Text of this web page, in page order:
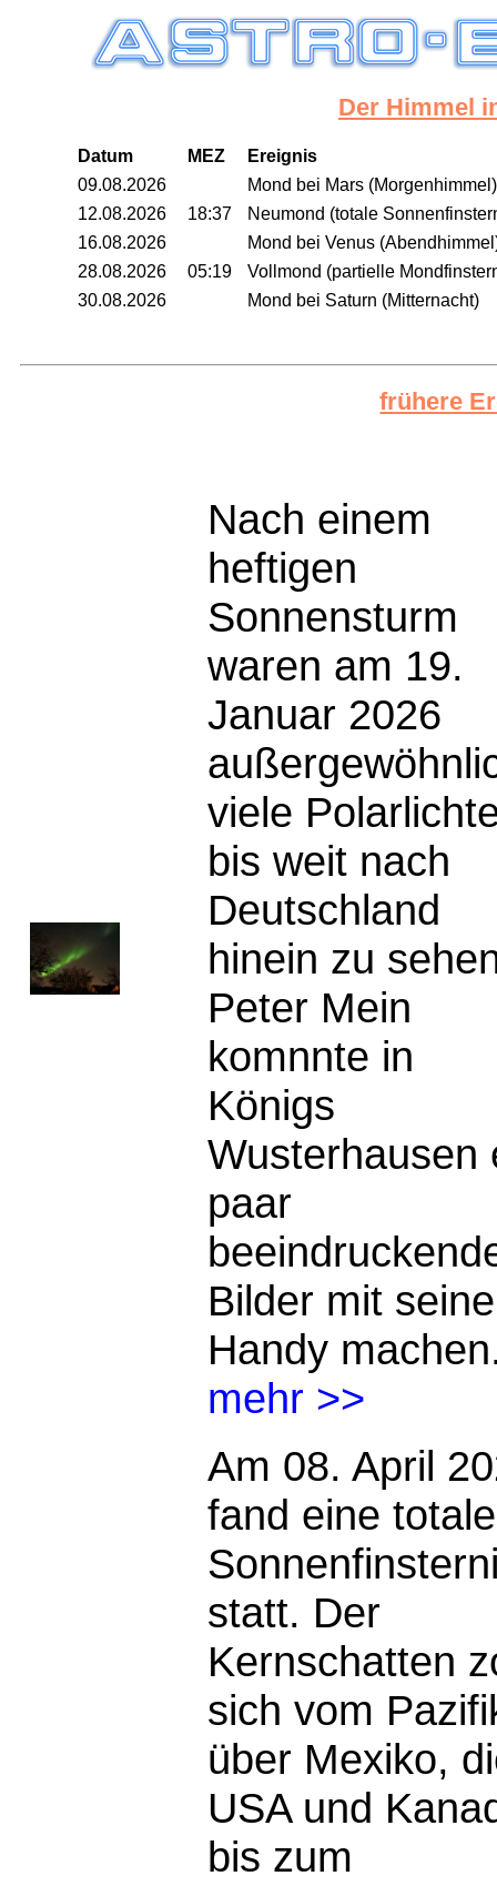
Der Himmel
Datum MEZ
Ereignis
09.08.2026
Mond bei Mars (Morgenhimmel)
12.08.2026
18:37
Neumond (totale
16.08.2026
Mond bei Venus
28.08.2026
05:19
Vollmond (partielle
30.08.2026
Mond bei Saturn (Mitternacht)
frühere
Nach einem
heftigen
Sonnensturm
waren am 19.
Januar 2026
viele
bis weit nach
Deutschland
hinein zu
Peter Mein
komnnte in
Königs
Wusterhausen
paar
Bilder mit
Handy
mehr >>
Am 08. April
fand eine totale
statt. Der
Kernschatten
sich vom
über Mexiko,
USA und
bis zum